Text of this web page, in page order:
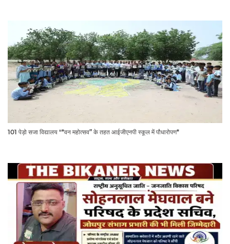
101 पेड़ो सजा विद्यालय "*वन महोत्सव” के तहत आईजीएनपी स्कूल में पौधारोपण*